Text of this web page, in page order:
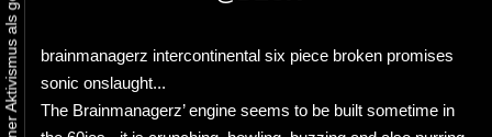
brainmanagerz intercontinental six piece broken promises
sonic onslaught...
The Brainmanagerz’ engine seems to be built sometime in